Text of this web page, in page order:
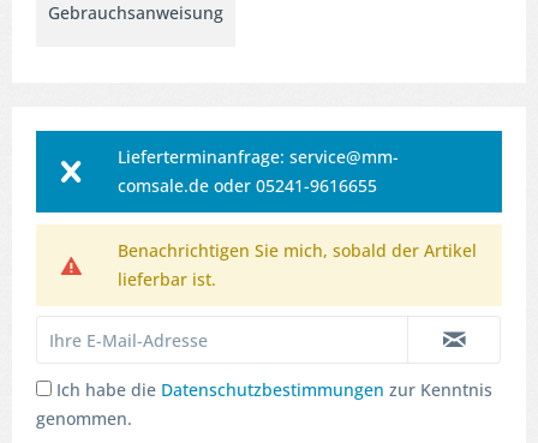
Gebrauchsanweisung
Lieferterminanfrage: service@mm-
comsale.de oder 05241-9616655
Benachrichtigen Sie mich, sobald der Artikel
lieferbar ist.
Ich habe die Datenschutzbestimmungen zur Kenntnis
genommen.